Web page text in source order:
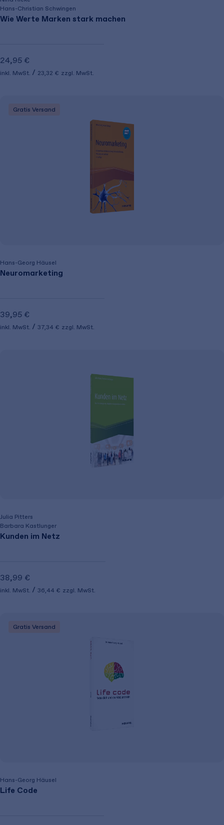
Hans-Christian Schwingen
Wie Werte Marken stark machen
24,95 €
inkl. MwSt. 23,32 € zzgl. MwSt.
Gratis Versand
Hans-Georg Häusel
Neuromarketing
39,95 €
inkl. MwSt. 37,34 € zzgl. MwSt.
Julia Pitters
Barbara Kastlunger
Kunden im Netz
38,99 €
inkl. MwSt. 36,44 € zzgl. MwSt.
Gratis Versand
Hans-Georg Häusel
Life Code